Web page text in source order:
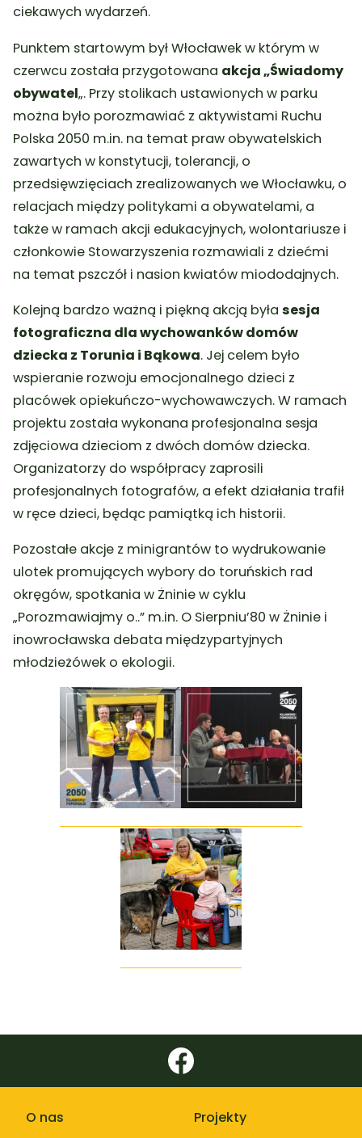
ciekawych wydarzeń.
Punktem startowym był Włocławek w którym w
czerwcu została przygotowana akcja „Świadomy
obywatel„. Przy stolikach ustawionych w parku
można było porozmawiać z aktywistami Ruchu
Polska 2050 m.in. na temat praw obywatelskich
zawartych w konstytucji, tolerancji, o
przedsięwzięciach zrealizowanych we Włocławku, o
relacjach między politykami a obywatelami, a
także w ramach akcji edukacyjnych, wolontariusze i
członkowie Stowarzyszenia rozmawiali z dziećmi
na temat pszczół i nasion kwiatów miododajnych.
Kolejną bardzo ważną i piękną akcją byłasesja
fotograficzna dla wychowanków domów
dziecka z Torunia i Bąkowa. Jej celem było
wspieranie rozwoju emocjonalnego dzieci z
placówek opiekuńczo-wychowawczych. W ramach
projektu została wykonana profesjonalna sesja
zdjęciowa dzieciom z dwóch domów dziecka.
Organizatorzy do współpracy zaprosili
profesjonalnych fotografów, a efekt działania trafił
w ręce dzieci, będąc pamiątką ich historii.
Pozostałe akcje z minigrantów to wydrukowanie
ulotek promujących wybory do toruńskich rad
okręgów, spotkania w Żninie w cyklu
„Porozmawiajmy o..” m.in. O Sierpniu’80 w Żninie i
inowrocławska debata międzypartyjnych
młodzieżówek o ekologii.
O nas Projekty